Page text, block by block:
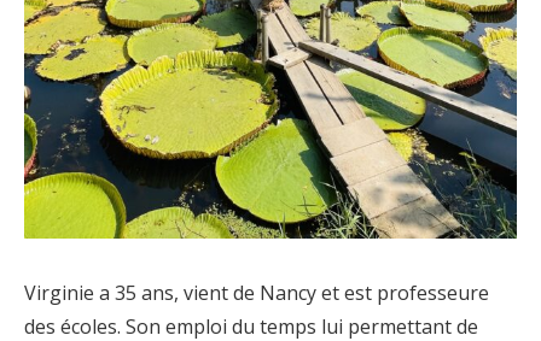
Virginie a 35 ans, vient de Nancy et est professeure
des écoles. Son emploi du temps lui permettant de